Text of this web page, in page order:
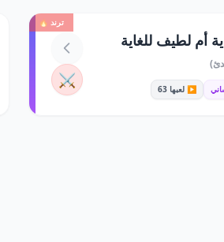
ترند 🔥
أم لطيف للغاية
▶️ لعبها 63 ⚔️